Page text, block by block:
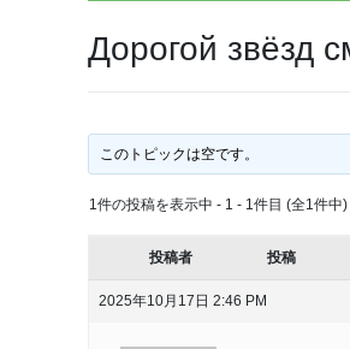
Дорогой звёзд
このトピックは空です。
1件の投稿を表示中 - 1 - 1件目 (全1件中)
投稿者 投稿
2025年10月17日 2:46 PM